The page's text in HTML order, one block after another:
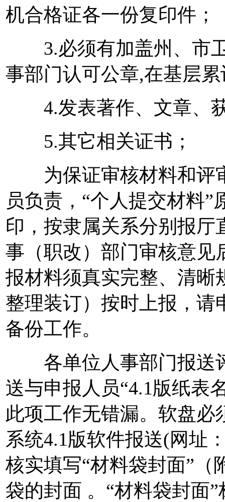
机合格证各一份复印件；
3.必须有加盖州、市卫
事部门认可公章,在基层
4.发表著作、文章、
5.其它相关证书；
为保证审核材料和评
员负责，“个人提交材料
印，按隶属关系分别报厅
事（职改）部门审核意见
报材料须真实完整、清晰
整理装订）按时上报，请
备份工作。
各单位人事部门报送
送与申报人员“4.1版纸表
此项工作无错漏。软盘
系统4.1版软件报送(网址
核实填写“材料袋封面”（
袋的封面 。“材料袋封面